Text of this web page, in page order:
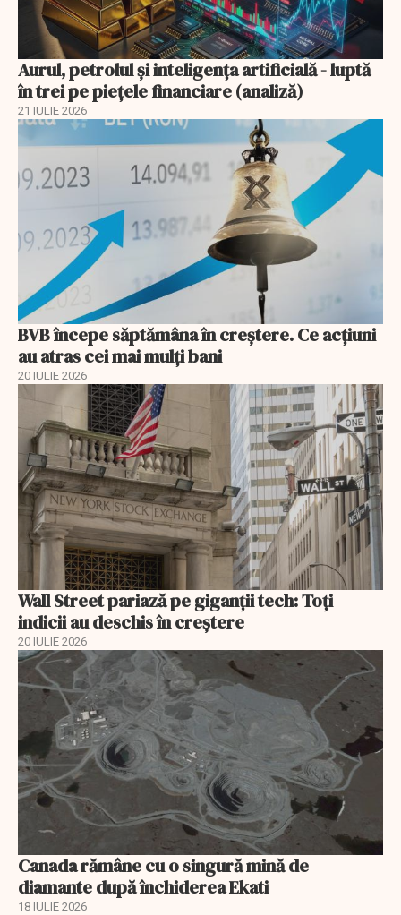
Aurul, petrolul şi inteligenţa artificială - luptă
în trei pe piețele financiare (analiză)
21 IULIE 2026
BVB începe săptămâna în creștere. Ce acțiuni
au atras cei mai mulți bani
20 IULIE 2026
Wall Street pariază pe giganții tech: Toți
indicii au deschis în creștere
20 IULIE 2026
Canada rămâne cu o singură mină de
diamante după închiderea Ekati
18 IULIE 2026